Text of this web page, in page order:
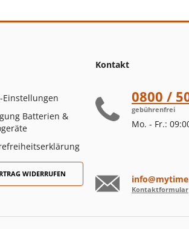
Einstellungen
Batterien &
WIDERRUFEN
Kontakt
0800 /
gebührenfrei
Mo. - Fr.:
Kontaktformular